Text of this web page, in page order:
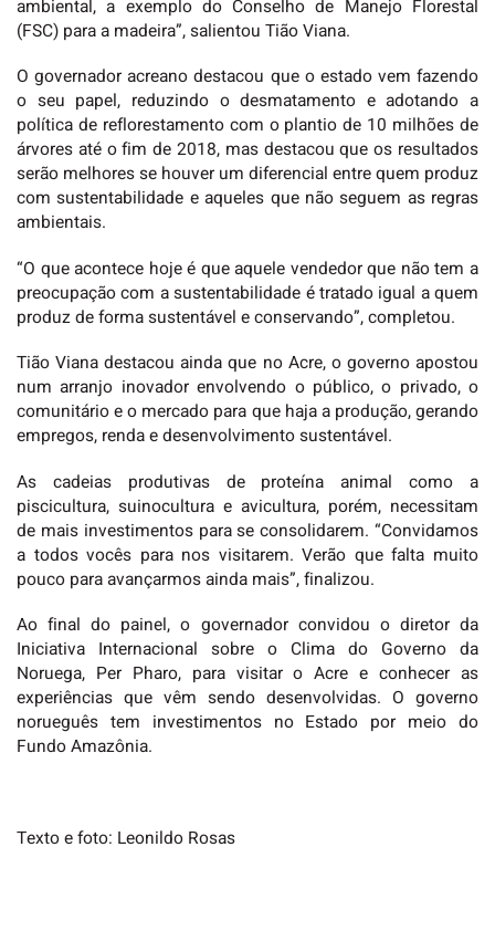
ambiental, a exemplo do Conselho de Manejo Florestal
(FSC) para a madeira”, salientou Tião Viana.
O governador acreano destacou que o estado vem fazendo
o seu papel, reduzindo o desmatamento e adotando a
política de reflorestamento com o plantio de 10 milhões de
árvores até o fim de 2018, mas destacou que os resultados
serão melhores se houver um diferencial entre quem produz
com sustentabilidade e aqueles que não seguem as regras
ambientais.
“O que acontece hoje é que aquele vendedor que não tem a
preocupação com a sustentabilidade é tratado igual a quem
produz de forma sustentável e conservando”, completou.
Tião Viana destacou ainda que no Acre, o governo apostou
num arranjo inovador envolvendo o público, o privado, o
comunitário e o mercado para que haja a produção, gerando
empregos, renda e desenvolvimento sustentável.
As cadeias produtivas de proteína animal como a
piscicultura, suinocultura e avicultura, porém, necessitam
de mais investimentos para se consolidarem. “Convidamos
a todos vocês para nos visitarem. Verão que falta muito
pouco para avançarmos ainda mais”, finalizou.
Ao final do painel, o governador convidou o diretor da
Iniciativa Internacional sobre o Clima do Governo da
Noruega, Per Pharo, para visitar o Acre e conhecer as
experiências que vêm sendo desenvolvidas. O governo
norueguês tem investimentos no Estado por meio do
Fundo Amazônia.
Texto e foto: Leonildo Rosas